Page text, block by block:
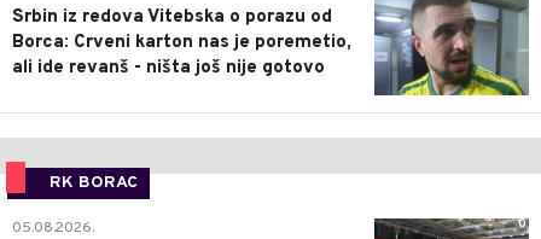
Srbin iz redova Vitebska o porazu od
Borca: Crveni karton nas je poremetio,
ali ide revanš - ništa još nije gotovo
RK BORAC
0
05.08.2026.